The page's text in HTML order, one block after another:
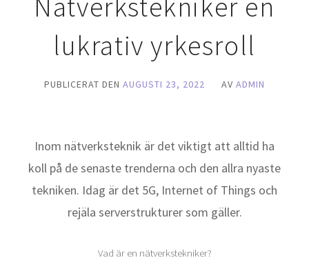
Nätverkstekniker en
lukrativ yrkesroll
PUBLICERAT DEN AUGUSTI 23, 2022 AV ADMIN
Inom nätverksteknik är det viktigt att alltid ha
koll på de senaste trenderna och den allra nyaste
tekniken. Idag är det 5G, Internet of Things och
rejäla serverstrukturer som gäller.
Vad är en nätverkstekniker?